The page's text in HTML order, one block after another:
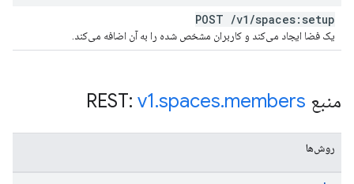
POST /v1 /spaces:setup
یک فضا ایجاد می‌کند و کاربران مشخص شده را به آن اضافه می‌کند.
منبع REST: v1.spaces.members
روش‌ها